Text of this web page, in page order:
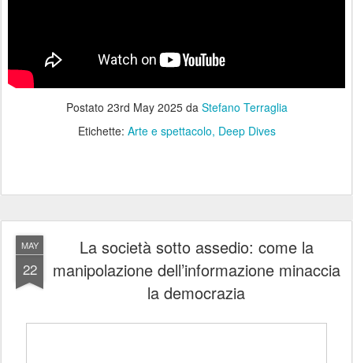
Postato 23rd May 2025da Stefano Terraglia
Etichette: Arte e spettacolo Deep Dives
MAY
22
La società sotto assedio: come la
manipolazione dell’informazione minaccia
la democrazia